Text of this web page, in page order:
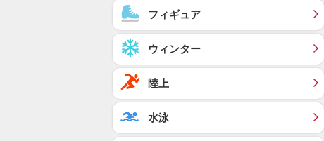
フィギュア
ウィンター
陸上
水泳